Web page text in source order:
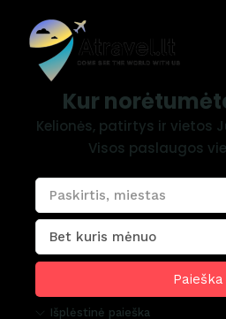
Kur
Kelionės, patirtys ir vietos
Visos paslaugos
Išplėstinė paieška